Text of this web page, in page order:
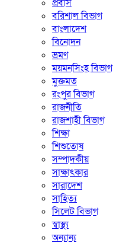
প্রবাস
বরিশাল বিভাগ
বাংলাদেশ
বিনোদন
ভ্রমণ
ময়মনসিংহ বিভাগ
মুক্তমত
রংপুর বিভাগ
রাজনীতি
রাজশাহী বিভাগ
শিক্ষা
শিশুতোষ
সম্পাদকীয়
সাক্ষাৎকার
সারাদেশ
সাহিত্য
সিলেট বিভাগ
স্বাস্থ্য
অন্যান্য